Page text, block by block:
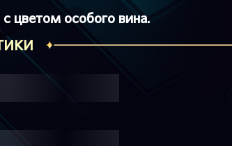
цветом особого вина.